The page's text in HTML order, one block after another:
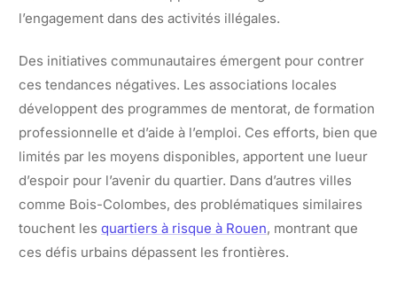
l’engagement dans des activités illégales.
Des initiatives communautaires émergent pour contrer
ces tendances négatives. Les associations locales
développent des programmes de mentorat, de formation
professionnelle et d’aide à l’emploi. Ces efforts, bien que
limités par les moyens disponibles, apportent une lueur
d’espoir pour l’avenir du quartier. Dans d’autres villes
comme Bois-Colombes, des problématiques similaires
touchent les quartiers à risque à Rouen, montrant que
ces défis urbains dépassent les frontières.